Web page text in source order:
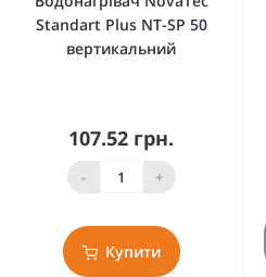
Standart Plus NT-SP 50
вертикальний
107.52 грн.
- +
Купити